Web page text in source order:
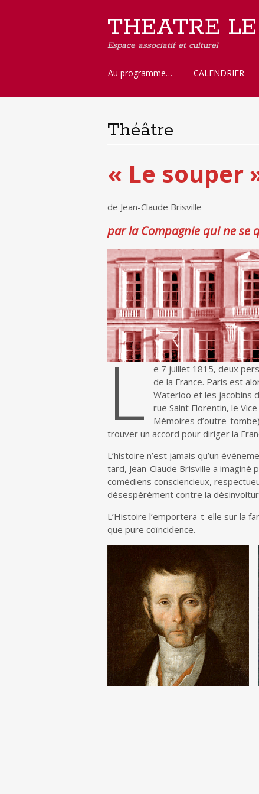
THEATRE
Espace associatif et culturel
Aller
contenu
Au programme… CALENDRIER
Théâtre
« Le souper
de Jean-Claude Brisville
par la Compagnie qui ne se
L
e 7 juillet 1815, deux
de la France. Paris est
Waterloo et les jacobins
rue Saint Florentin, le
Mémoires d’outre-
trouver un accord pour diriger la
L’histoire n’est jamais qu’un
tard, Jean-Claude Brisville a
comédiens consciencieux,
désespérément contre la
L’Histoire l’emportera-t-elle sur la
que pure coïncidence.